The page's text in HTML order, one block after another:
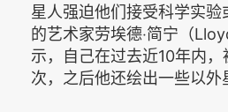
星人强迫他们接受科学实
的艺术家劳埃德‧简宁（
示，自己在过去近10年内
次，之后他还绘出一些以外